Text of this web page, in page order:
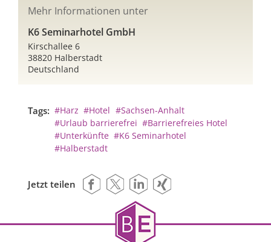
Mehr Informationen unter
K6 Seminarhotel GmbH
Kirschallee 6
38820 Halberstadt
Deutschland
Tags: #Harz #Hotel #Sachsen-Anhalt
#Urlaub barrierefrei #Barrierefreies Hotel
#Unterkünfte #K6 Seminarhotel
#Halberstadt
Jetzt teilen